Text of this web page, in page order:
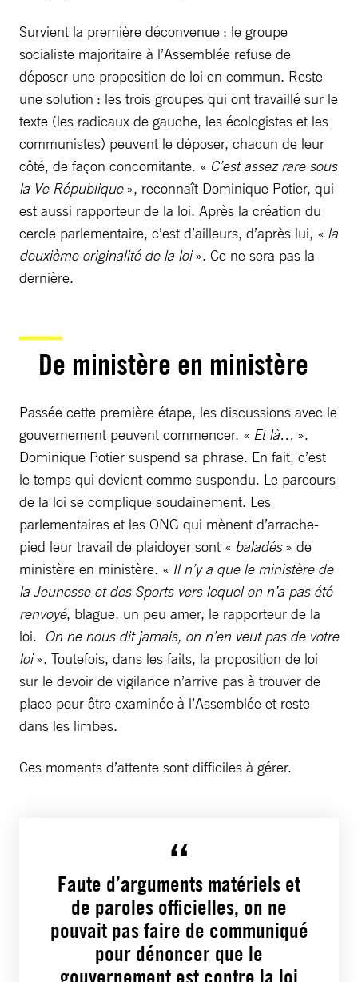
Survient la première déconvenue : le groupe
socialiste majoritaire à l’Assemblée refuse de
déposer une proposition de loi en commun. Reste
une solution : les trois groupes qui ont travaillé sur le
texte (les radicaux de gauche, les écologistes et les
communistes) peuvent le déposer, chacun de leur
côté, de façon concomitante. « C’est assez rare sous
la Ve République», reconnaît Dominique Potier, qui
est aussi rapporteur de la loi. Après la création du
cercle parlementaire, c’est d’ailleurs, d’après lui, « la
deuxième originalité de la loi». Ce ne sera pas la
dernière.
De ministère en ministère
Passée cette première étape, les discussions avec le
gouvernement peuvent commencer. « Et là… ».
Dominique Potier suspend sa phrase. En fait, c’est
le temps qui devient comme suspendu. Le parcours
de la loi se complique soudainement. Les
parlementaires et les ONG qui mènent d’arrache-
pied leur travail de plaidoyer sont « baladés» de
ministère en ministère. « Il n’y a que le ministère de
la Jeunesse et des Sports vers lequel on n’a pas été
renvoyé, blague, un peu amer, le rapporteur de la
loi. On ne nous dit jamais, on n’en veut pas de votre
loi». Toutefois, dans les faits, la proposition de loi
sur le devoir de vigilance n’arrive pas à trouver de
place pour être examinée à l’Assemblée et reste
dans les limbes.
Ces moments d’attente sont difficiles à gérer.
Faute d’arguments matériels et
de paroles officielles, on ne
pouvait pas faire de communiqué
pour dénoncer que le
gouvernement est contre la loi